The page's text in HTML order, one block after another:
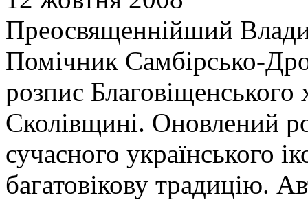
Преосвященнійший
Помічник Самбірсько-
розпис
Сколівщині. Оновлений
сучасного українського
багатовікову традицію.